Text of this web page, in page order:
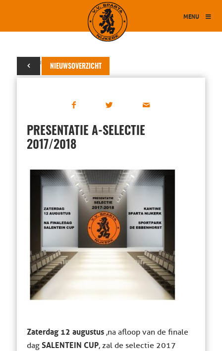
MENU
NIEUWSOVERZICHT
03 augustus 2017
PRESENTATIE A-SELECTIE
2017/2018
Zaterdag 12 augustus,na afloop van de finale
dag SALENTEIN CUP, zal de selectie 2017